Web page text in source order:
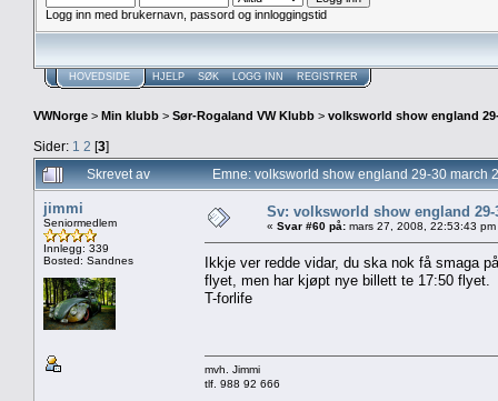
Logg inn med brukernavn, passord og innloggingstid
HOVEDSIDE HJELP SØK LOGG INN REGISTRER
VWNorge > Min klubb > Sør-Rogaland VW Klubb > volksworld show england
Sider: 1 2 [3]
Skrevet av
Emne: volksworld show england 29-30 march
jimmi
Seniormedlem
Innlegg: 339
Bosted: Sandnes
Sv: volksworld show england 29-
« Svar #60 på: mars 27, 2008, 22:53:43 pm
Ikkje ver redde vidar, du ska nok få smaga
flyet, men har kjøpt nye billett te 17:50 flyet.
T-forlife
mvh. Jimmi
tlf. 988 92 666